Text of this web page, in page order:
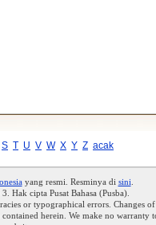
S T U V W X Y Z acak
yang resmi. Resminya di sini
Hak cipta Pusat Bahasa (Pusba).
or typographical errors. Changes of
herein. We make no warranty